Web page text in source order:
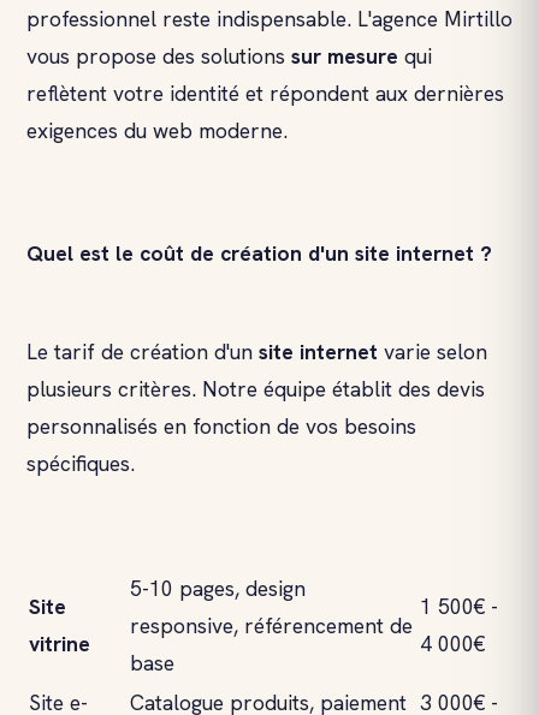
professionnel reste indispensable. L'agence Mirtillo
vous propose des solutions sur mesure qui
reflètent votre identité et répondent aux dernières
exigences du web moderne.
Quel est le coût de création d'un site internet ?
Le tarif de création d'un site internet varie selon
plusieurs critères. Notre équipe établit des devis
personnalisés en fonction de vos besoins
spécifiques.
Site
vitrine
5-10 pages, design
responsive, référencement de
base
1 500€ -
4 000€
Site e-
Catalogue produits, paiement 3 000€ -